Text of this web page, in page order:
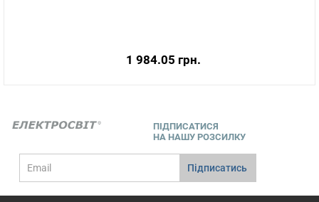
1 984.05 грн.
ПІДПИСАТИСЯ
НА НАШУ РОЗСИЛКУ
mail
Підписатись